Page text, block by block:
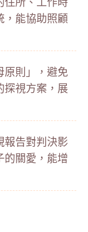
住所、工作時
，能協助照顧
原則」，避免
探視方案，展
報告對判決影
的關愛，能增